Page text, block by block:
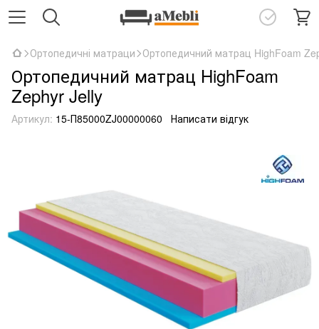
Ортопедичні матраци Ортопедичний матрац HighFoam
Ортопедичний матрац HighFoam
Zephyr Jelly
Артикул: 15-П85000ZJ00000060 Написати відгук